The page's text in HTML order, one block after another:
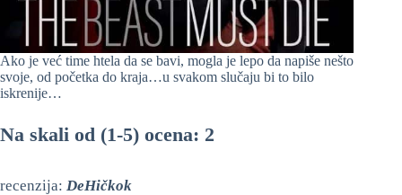
Ako je već time htela da se bavi, mogla je lepo da napiše nešto
svoje, od početka do kraja…u svakom slučaju bi to bilo
iskrenije…
Na skali od (1-5) ocena: 2
recenzija: DeHičkok